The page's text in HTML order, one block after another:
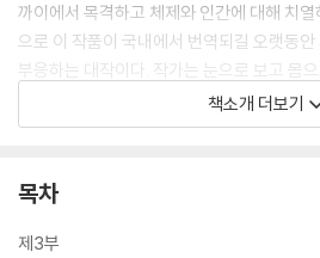
까이에서 목격하고 체제와 인간에 대해 치
으로 이 작품이 국내에서 번역되길 오랫동
부응하는 대작이다. 작가는 눈으로 보고 몸
체주의 체제 자체와 이데올로기를 맹종하는
과 비리를 냉정하게 포착하며 두 국가의 근
로 인해 당대 여러 작품들처럼 지난한 출간
책소개 더보기
목차
제3부